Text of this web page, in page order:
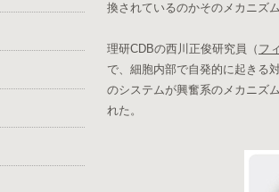
換されているのかそのメカニズ
理研CDBの西川正俊研究員（ フ
で、細胞内部で自発的に起きる
のシステムが興奮系のメカニズ
れた。